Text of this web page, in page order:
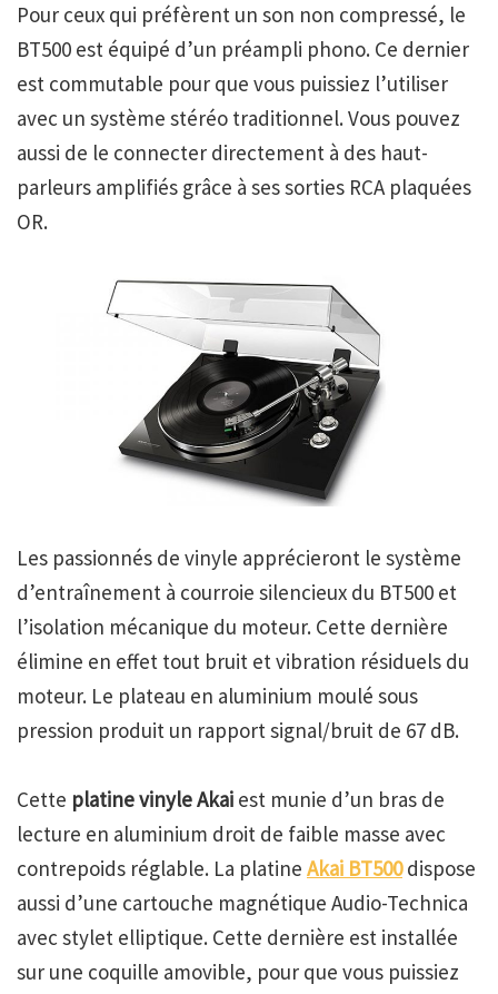
Pour ceux qui préfèrent un son non compressé, le
BT500 est équipé d’un préampli phono. Ce dernier
est commutable pour que vous puissiez l’utiliser
avec un système stéréo traditionnel. Vous pouvez
aussi de le connecter directement à des haut-
parleurs amplifiés grâce à ses sorties RCA plaquées
OR.
Les passionnés de vinyle apprécieront le système
d’entraînement à courroie silencieux du BT500 et
l’isolation mécanique du moteur. Cette dernière
élimine en effet tout bruit et vibration résiduels du
moteur. Le plateau en aluminium moulé sous
pression produit un rapport signal/bruit de 67 dB.
Cette platine vinyle Akai est munie d’un bras de
lecture en aluminium droit de faible masse avec
contrepoids réglable. La platine Akai BT500dispose
aussi d’une cartouche magnétique Audio-Technica
avec stylet elliptique. Cette dernière est installée
sur une coquille amovible, pour que vous puissiez